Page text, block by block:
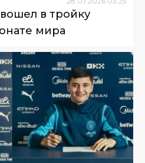
в тройку
мира